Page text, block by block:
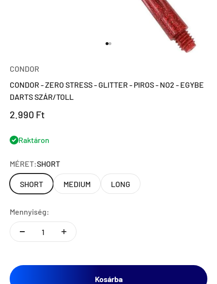
CONDOR
CONDOR - ZERO STRESS - GLITTER - PIROS - NO2 - EGYBE
DARTS SZÁR/TOLL
Eladási ár
2.990 Ft
Raktáron
MÉRET:SHORT
SHORT MEDIUM LONG
Mennyiség:
Kosárba